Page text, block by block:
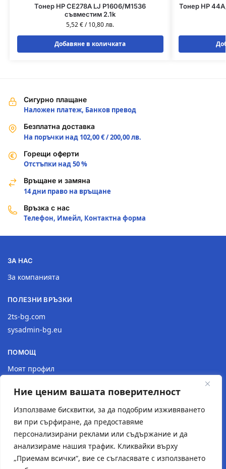
Ние ценим вашата поверителност
Използваме бисквитки, за да подобрим изживяването
ви при сърфиране, да предоставяме
персонализирани реклами или съдържание и да
анализираме нашия трафик. Кликвайки върху
„Приемам всички“, вие се съгласявате с използването
Тонер HP CE278A LJ P1606/M1536
съвместим 2.1k
5,52€/10,80лв.
Добавяне в количката
Тонер HP
Сигурно плащане
Наложен платеж, Банков превод
Безплатна доставка
На поръчки над 102,00 € / 200,00 лв.
Горещи оферти
Отстъпки над 50 %
Връщане и замяна
14 дни право на връщане
Връзка с нас
Телефон, Имейл, Контактна форма
ЗА НАС
За компанията
ПОЛЕЗНИ ВРЪЗКИ
2ts-bg.com
sysadmin-bg.eu
ПОМОЩ
Моят профил
Връщане на продукт
Политика за поверителност
Местоположение
Контактна форма